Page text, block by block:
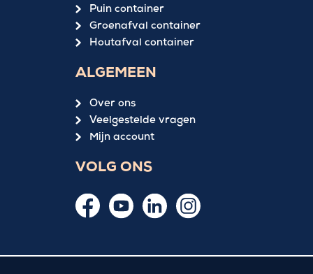
Puin container
Groenafval container
Houtafval container
ALGEMEEN
Over ons
Veelgestelde vragen
Mijn account
VOLG ONS